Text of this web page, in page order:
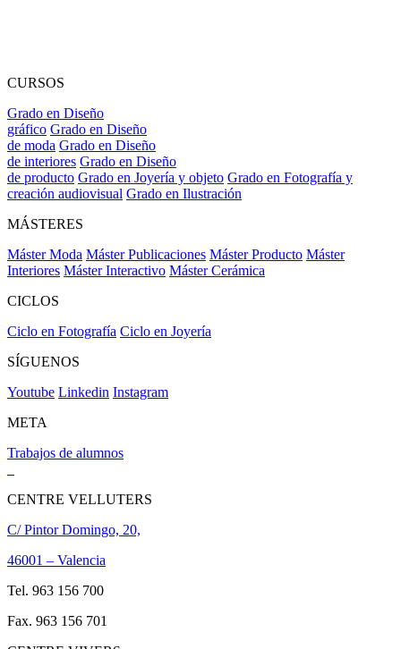
CURSOS
Grado en Diseño
gráfico Grado en Diseño
de moda Grado en Diseño
de interiores Grado en Diseño
de producto Grado en Joyería y objeto Grado en Fotografía y
creación audiovisual Grado en Ilustración
MÁSTERES
Máster Moda Máster Publicaciones Máster Producto Máster
Interiores Máster Interactivo Máster Cerámica
CICLOS
Ciclo en Fotografía Ciclo en Joyería
SÍGUENOS
Youtube Linkedin Instagram
META
Trabajos de alumnos
CENTRE VELLUTERS
C/ Pintor Domingo, 20,
46001 – Valencia
Tel. 963 156 700
Fax. 963 156 701